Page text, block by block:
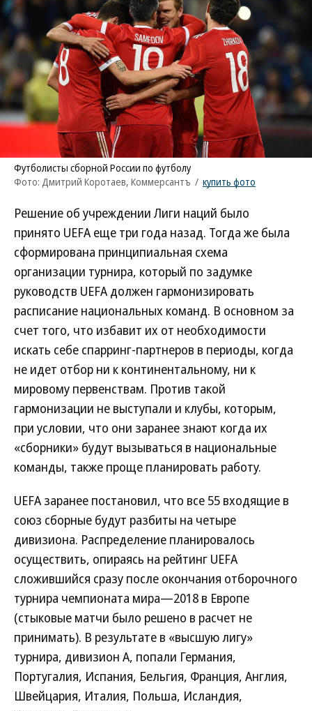
Футболисты сборной России по футболу
Фото: Дмитрий Коротаев, Коммерсантъ / купить фото
Решение об учреждении Лиги наций было
принято UEFA еще три года назад. Тогда же была
сформирована принципиальная схема
организации турнира, который по задумке
руководств UEFA должен гармонизировать
расписание национальных команд. В основном за
счет того, что избавит их от необходимости
искать себе спарринг-партнеров в периоды, когда
не идет отбор ни к континентальному, ни к
мировому первенствам. Против такой
гармонизации не выступали и клубы, которым,
при условии, что они заранее знают когда их
«сборники» будут вызываться в национальные
команды, также проще планировать работу.
UEFA заранее постановил, что все 55 входящие в
союз сборные будут разбиты на четыре
дивизиона. Распределение планировалось
осуществить, опираясь на рейтинг UEFA
сложившийся сразу после окончания отборочного
турнира чемпионата мира—2018 в Европе
(стыковые матчи было решено в расчет не
принимать). В результате в «высшую лигу»
турнира, дивизион A, попали Германия,
Португалия, Испания, Бельгия, Франция, Англия,
Швейцария, Италия, Польша, Исландия,